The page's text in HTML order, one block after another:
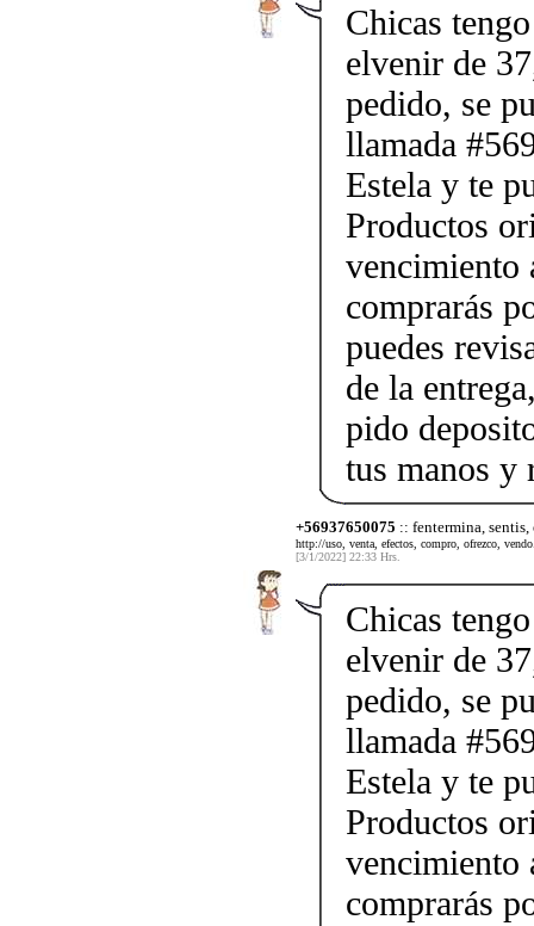
Chicas
elvenir de
pedido, se
llamada
Estela y te
Productos
vencimiento
comprarás
puedes
de la
pido
tus manos y
+56937650075 :: fentermina,
http://uso, venta, efectos, compro, ofrezco,
[3/1/2022] 22:33 Hrs.
Chicas
elvenir de
pedido, se
llamada
Estela y te
Productos
vencimiento
comprarás